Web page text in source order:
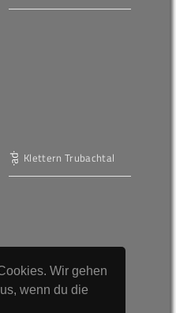
Wir gehen
wenn du die
Klettern Trubachtal